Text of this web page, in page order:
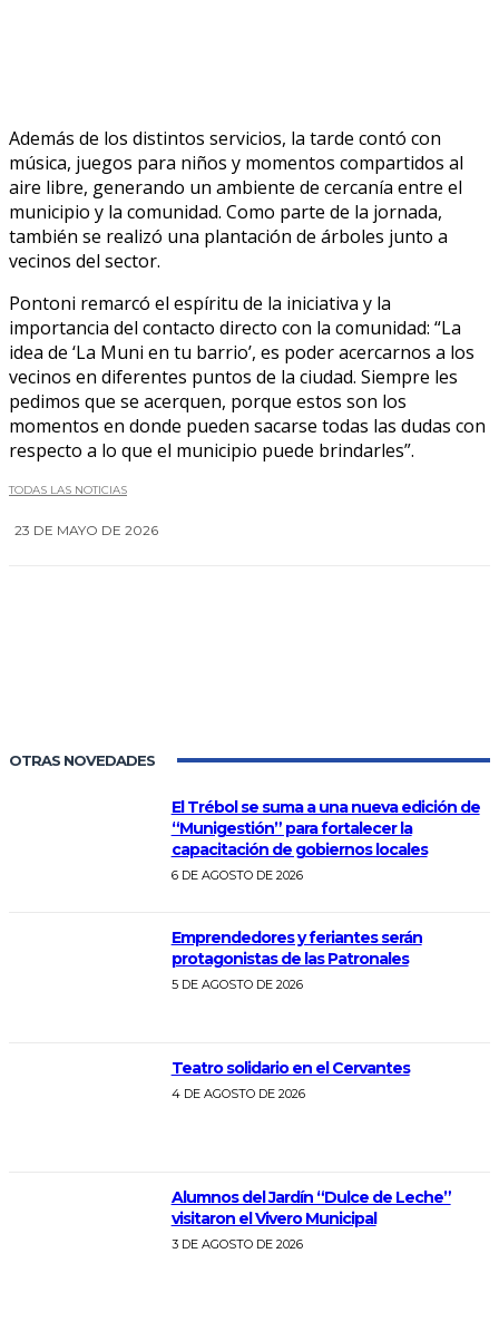
Además de los distintos servicios, la tarde contó con
música, juegos para niños y momentos compartidos al
aire libre, generando un ambiente de cercanía entre el
municipio y la comunidad. Como parte de la jornada,
también se realizó una plantación de árboles junto a
vecinos del sector.
Pontoni remarcó el espíritu de la iniciativa y la
importancia del contacto directo con la comunidad: “La
idea de ‘La Muni en tu barrio’, es poder acercarnos a los
vecinos en diferentes puntos de la ciudad. Siempre les
pedimos que se acerquen, porque estos son los
momentos en donde pueden sacarse todas las dudas con
respecto a lo que el municipio puede brindarles”.
TODAS LAS NOTICIAS
23 DE MAYO DE 2026
OTRAS NOVEDADES
El Trébol se suma a una nueva edición de
“Munigestión” para fortalecer la
capacitación de gobiernos locales
6 DE AGOSTO DE 2026
Emprendedores y feriantes serán
protagonistas de las Patronales
5 DE AGOSTO DE 2026
Teatro solidario en el Cervantes
4 DE AGOSTO DE 2026
Alumnos del Jardín “Dulce de Leche”
visitaron el Vivero Municipal
3 DE AGOSTO DE 2026